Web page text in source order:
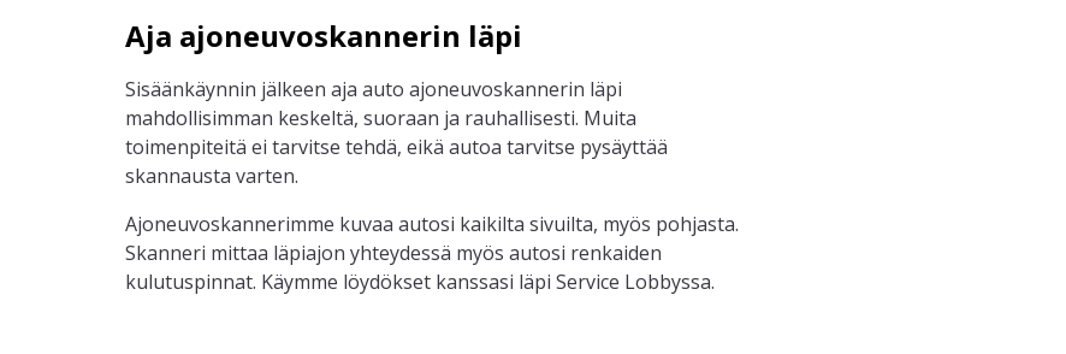
Aja ajoneuvoskannerin läpi
Sisäänkäynnin jälkeen aja auto ajoneuvoskannerin läpi
mahdollisimman keskeltä, suoraan ja rauhallisesti. Muita
toimenpiteitä ei tarvitse tehdä, eikä autoa tarvitse pysäyttää
skannausta varten.
Ajoneuvoskannerimme kuvaa autosi kaikilta sivuilta, myös pohjasta.
Skanneri mittaa läpiajon yhteydessä myös autosi renkaiden
kulutuspinnat. Käymme löydökset kanssasi läpi Service Lobbyssa.